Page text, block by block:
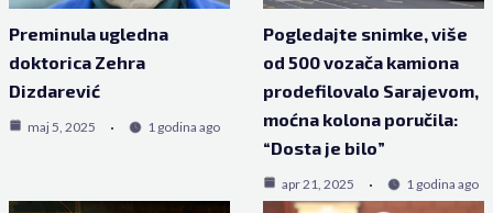
Preminula ugledna
doktorica Zehra
Dizdarević
maj 5, 2025 1 godina ago
Pogledajte snimke, više
od 500 vozača kamiona
prodefilovalo Sarajevom,
moćna kolona poručila:
“Dosta je bilo”
apr 21, 2025 1 godina ago